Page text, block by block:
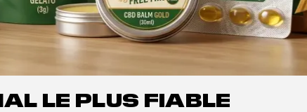
LE PLUS FIABLE